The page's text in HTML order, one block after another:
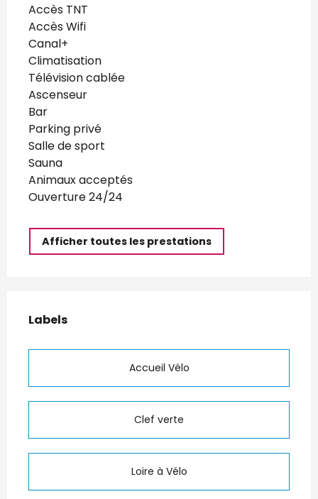
Accès TNT
Accès Wifi
Canal+
Climatisation
Télévision cablée
Ascenseur
Bar
Parking privé
Salle de sport
Sauna
Animaux acceptés
Ouverture 24/24
Afficher toutes les prestations
Offres de prestations
Labels
Labels
Accueil Vélo
Clef verte
Loire à Vélo